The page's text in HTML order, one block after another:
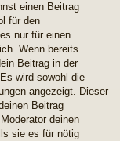
einen Beitrag
für den
nur für einen
Wenn bereits
Beitrag in der
wird sowohl die
angezeigt. Dieser
Beitrag
deinen
sie es für nötig